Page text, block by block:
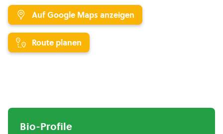
Auf Google Maps anzeigen
Route planen
Bio-Profile